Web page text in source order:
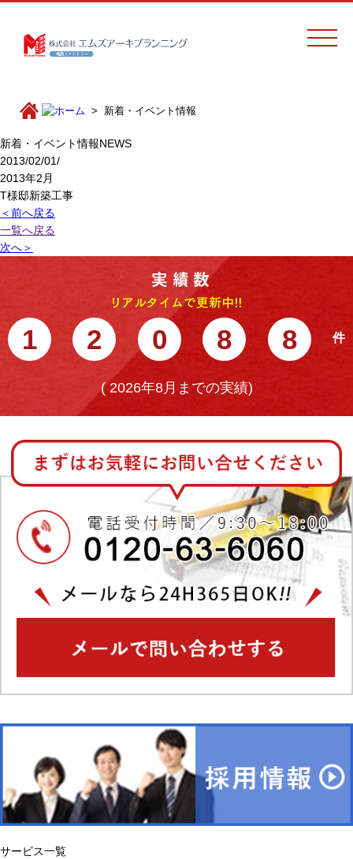
新着・イベント情報
新着・イベント情報NEWS
2013/02/01/
2013年2月
T様邸新築工事
＜前へ戻る
一覧へ戻る
次へ＞
1 2 0 8 8
(2026年8月までの実績)
サービス一覧